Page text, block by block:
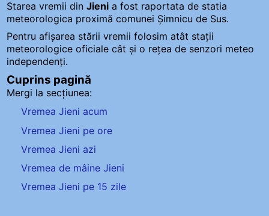
Starea vremii dinJieni a fost raportata de statia
meteorologica proximă comunei Șimnicu de Sus.
Pentru afișarea stării vremii folosim atât stații
meteorologice oficiale cât și o rețea de senzori meteo
independenți.
Cuprins pagină
Mergi la secțiunea:
Vremea Jieni acum
Vremea Jieni pe ore
Vremea Jieni azi
Vremea de mâine Jieni
Vremea Jieni pe 15 zile